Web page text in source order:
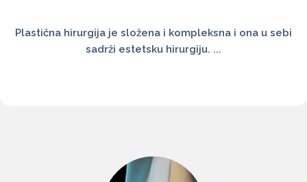
Plastična hirurgija je složena i kompleksna i ona u sebi
sadrži estetsku hirurgiju. ...